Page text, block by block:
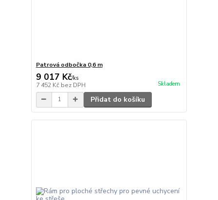
Patrová odbočka 0,6 m
9 017 Kč/ks
7 452 Kč bez DPH Skladem
Přidat do košíku